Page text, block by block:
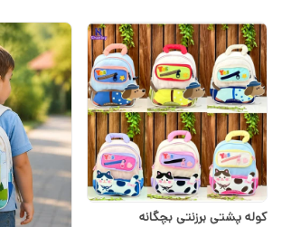
کوله پشتی برزنتی بچگانه